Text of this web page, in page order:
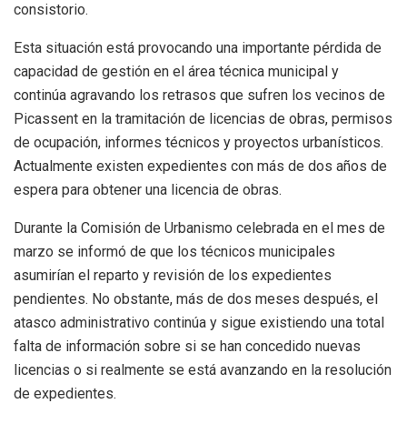
consistorio.
Esta situación está provocando una importante pérdida de
capacidad de gestión en el área técnica municipal y
continúa agravando los retrasos que sufren los vecinos de
Picassent en la tramitación de licencias de obras, permisos
de ocupación, informes técnicos y proyectos urbanísticos.
Actualmente existen expedientes con más de dos años de
espera para obtener una licencia de obras.
Durante la Comisión de Urbanismo celebrada en el mes de
marzo se informó de que los técnicos municipales
asumirían el reparto y revisión de los expedientes
pendientes. No obstante, más de dos meses después, el
atasco administrativo continúa y sigue existiendo una total
falta de información sobre si se han concedido nuevas
licencias o si realmente se está avanzando en la resolución
de expedientes.